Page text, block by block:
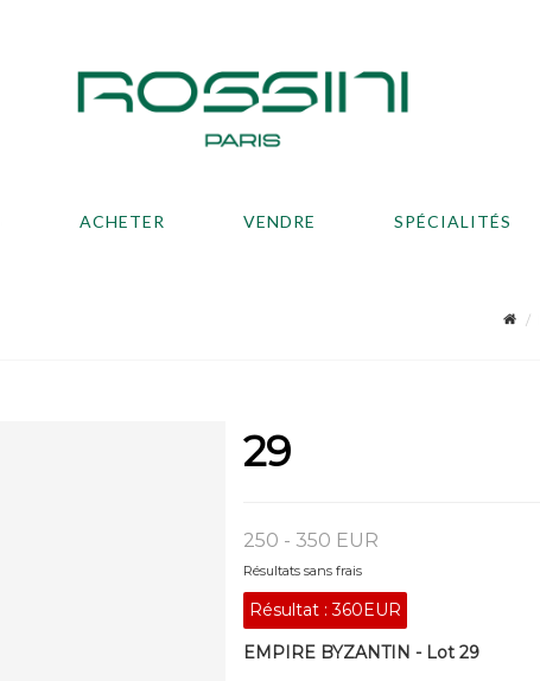
ACHETER VENDRE SPÉCIALITÉS
29
250 - 350 EUR
Résultats sans frais
Résultat :360EUR
EMPIRE BYZANTIN - Lot 29